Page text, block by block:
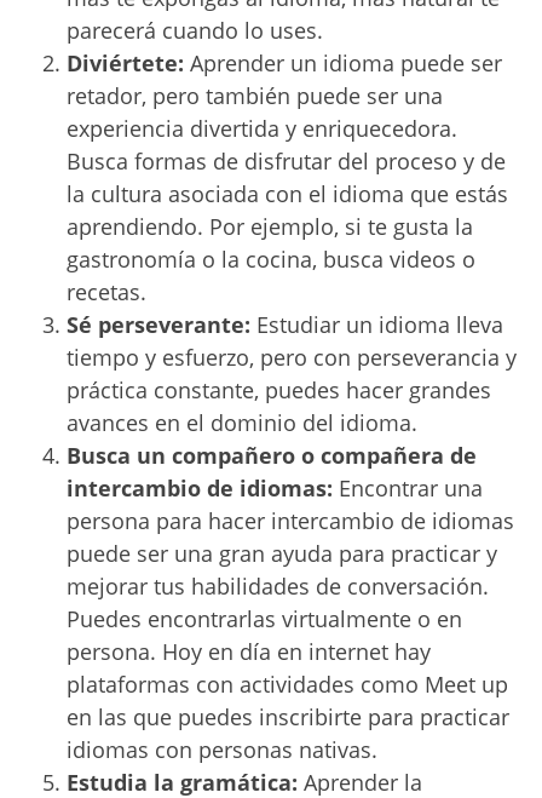
parecerá cuando lo uses.
Diviértete: Aprender un idioma puede ser
retador, pero también puede ser una
experiencia divertida y enriquecedora.
Busca formas de disfrutar del proceso y de
la cultura asociada con el idioma que estás
aprendiendo. Por ejemplo, si te gusta la
gastronomía o la cocina, busca videos o
recetas.
Sé perseverante: Estudiar un idioma lleva
tiempo y esfuerzo, pero con perseverancia y
práctica constante, puedes hacer grandes
avances en el dominio del idioma.
Busca un compañero o compañera de
intercambio de idiomas: Encontrar una
persona para hacer intercambio de idiomas
puede ser una gran ayuda para practicar y
mejorar tus habilidades de conversación.
Puedes encontrarlas virtualmente o en
persona. Hoy en día en internet hay
plataformas con actividades como Meet up
en las que puedes inscribirte para practicar
idiomas con personas nativas.
Estudia la gramática: Aprender la